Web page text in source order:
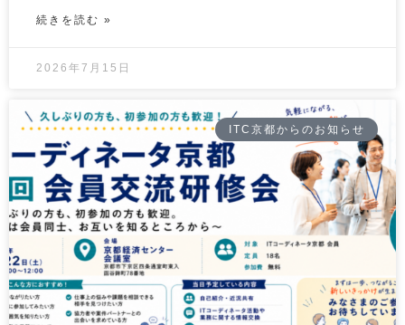
続きを読む »
2026年7月15日
ITC京都からのお知らせ